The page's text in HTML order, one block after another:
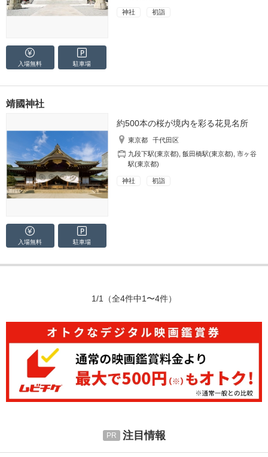
神社 初詣
入場無料 駐車場
靖國神社
約500本の桜が境内を彩る花見名所
東京都
千代田区
九段下駅(東京都) ,飯田橋駅(東京都) ,市ヶ谷
駅(東京都)
神社 初詣
入場無料 駐車場
1/1 （全4件中1〜4件）
注目情報